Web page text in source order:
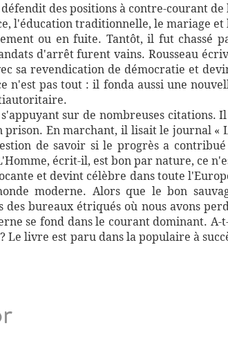
des positions à contre-courant de
l'éducation traditionnelle, le mariage et
ou en fuite. Tantôt, il fut chassé
d'arrêt furent vains. Rousseau
sa revendication de démocratie et
n'est pas tout : il fonda aussi une
sur de nombreuses citations.
En marchant, il lisait le journal «
de savoir si le progrès a
écrit-il, est bon par nature, ce
et devint célèbre dans toute
moderne. Alors que le bon
bureaux étriqués où nous avons
se fond dans le courant dominant. A-
Le livre est paru dans la populaire à